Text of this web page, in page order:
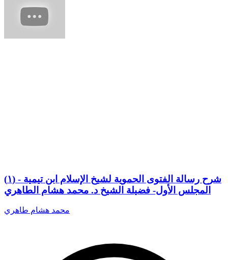
(١) شرح رسالة الفتوى الحموية لشيخ الإسلام ابن تيمية -
المجلس الأول- فضيلة الشيخ د. محمد هشام الطاهري
محمد هشام طاهري